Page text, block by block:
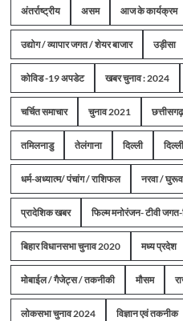
अंतर्राष्ट्रीय असम आज के कार्यक्रम
उद्योग / व्यापार जगत / शेयर बाजार उड़ीसा
कोविड -19 अपडेट खबर चुनाव : 2024
चर्चित समाचार चुनाव 2021 छत्तीसगढ़
तमिलनाडु तेलंगाना दिल्ली
धर्म-अध्यात्म/ पंचांग / राशिफल नरवा /
प्रादेशिक खबर फिल्म मनोरंजन- टीवी जगत-
बिहार विधानसभा चुनाव 2020 मध्य प्रदेश
मोबाईल / गैजेट्स / तकनीकी मौसम
लोकसभा चुनाव 2024 विज्ञान एवं तकनीक